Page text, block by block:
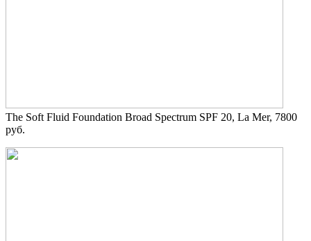
The Soft Fluid Foundation Broad Spectrum SPF 20, La Mer, 7800
руб.